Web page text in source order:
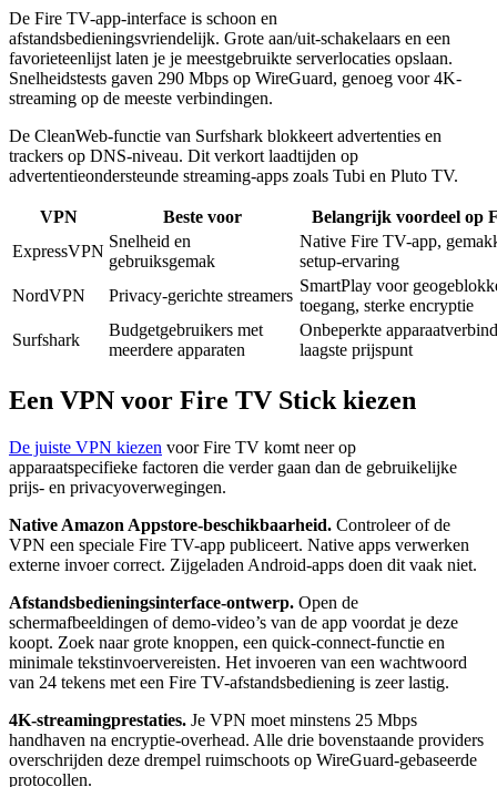
De Fire TV-app-interface is schoon en
afstandsbedieningsvriendelijk. Grote aan/uit-schakelaars en een
favorieteenlijst laten je je meestgebruikte serverlocaties opslaan.
Snelheidstests gaven 290 Mbps op WireGuard, genoeg voor 4K-
streaming op de meeste verbindingen.
De CleanWeb-functie van Surfshark blokkeert advertenties en
trackers op DNS-niveau. Dit verkort laadtijden op
advertentieondersteunde streaming-apps zoals Tubi en Pluto TV.
VPN Beste voor
Belangrijk voordeel op
ExpressVPN
Snelheid en
gebruiksgemak
Native Fire TV-app,
setup-ervaring
NordVPN
Privacy-gerichte streamers
SmartPlay voor
toegang, sterke encryptie
Surfshark
Budgetgebruikers met
meerdere apparaten
Onbeperkte
laagste prijspunt
Een VPN voor Fire TV Stick kiezen
De juiste VPN kiezen voor Fire TV komt neer op
apparaatspecifieke factoren die verder gaan dan de gebruikelijke
prijs- en privacyoverwegingen.
Native Amazon Appstore-beschikbaarheid. Controleer of de
VPN een speciale Fire TV-app publiceert. Native apps verwerken
externe invoer correct. Zijgeladen Android-apps doen dit vaak niet.
Afstandsbedieningsinterface-ontwerp. Open de
schermafbeeldingen of demo-video’s van de app voordat je deze
koopt. Zoek naar grote knoppen, een quick-connect-functie en
minimale tekstinvoervereisten. Het invoeren van een wachtwoord
van 24 tekens met een Fire TV-afstandsbediening is zeer lastig.
4K-streamingprestaties. Je VPN moet minstens 25 Mbps
handhaven na encryptie-overhead. Alle drie bovenstaande providers
overschrijden deze drempel ruimschoots op WireGuard-gebaseerde
protocollen.